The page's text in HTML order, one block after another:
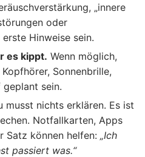
„innere
oder
Hinweise sein.
es kippt. Wenn möglich,
Sonnenbrille,
sein.
musst nichts erklären. Es ist
Notfallkarten, Apps
Satz können helfen: „Ich
passiert was.“